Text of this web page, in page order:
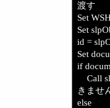
渡す
Set
Set
id =
Set
if
Call
きませ
else